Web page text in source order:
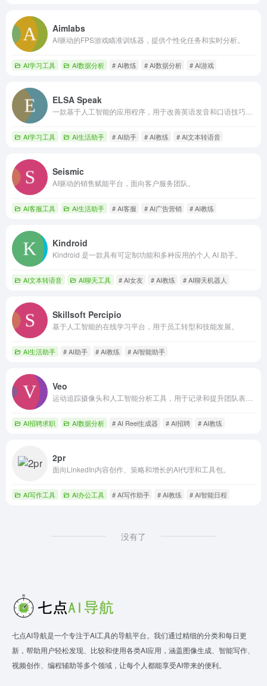
Aimlabs
AI驱动的FPS游戏瞄准训练器，提供个性化任务和实时分析。
AI学习工具 AI数据分析 # AI教练 # AI数据分析 # AI游戏
ELSA Speak
AI学习工具 AI生活助手 # AI助手 # AI教练 # AI文本转语音
Seismic
AI驱动的销售赋能平台，面向客户服务团队。
AI客服工具 AI生活助手 # AI客服 # AI广告营销 # AI教练
Kindroid
Kindroid 是一款具有可定制功能和多种应用的个人 AI 助手。
AI文本转语音 AI聊天工具 # AI女友 # AI教练 # AI聊天机器人
Skillsoft Percipio
基于人工智能的在线学习平台，用于员工转型和技能发展。
AI生活助手 # AI助手 # AI教练 # AI智能助手
Veo
AI招聘求职 AI数据分析 # AI Reel生成器 # AI招聘 # AI教练
2pr
面向LinkedIn内容创作、策略和增长的AI代理和工具包。
AI写作工具 AI办公工具 # AI写作助手 # AI教练 # AI智能日程
没有了
七点AI导航是一个专注于AI工具的导航平台。我们通过精细的分类和每日更
新，帮助用户轻松发现、比较和使用各类AI应用，涵盖图像生成、智能写作、
视频创作、编程辅助等多个领域，让每个人都能享受AI带来的便利。